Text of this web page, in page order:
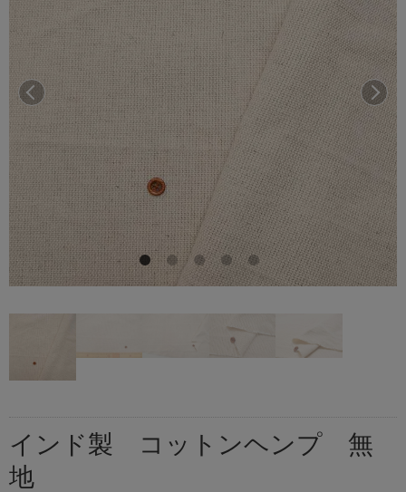
前へ 次へ
インド製 コットンヘンプ 無
地